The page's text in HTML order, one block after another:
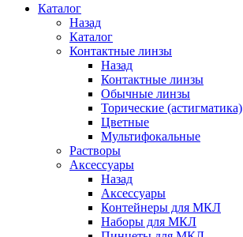
Каталог
Назад
Каталог
Контактные линзы
Назад
Контактные линзы
Обычные линзы
Торические (астигматика)
Цветные
Мультифокальные
Растворы
Аксессуары
Назад
Аксессуары
Контейнеры для МКЛ
Наборы для МКЛ